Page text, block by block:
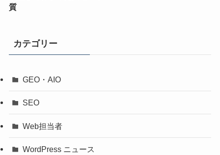
質
カテゴリー
GEO・AIO
SEO
Web担当者
WordPress ニュース